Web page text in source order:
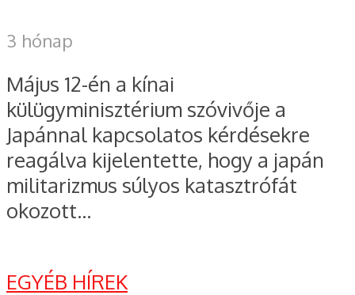
3 hónap
Május 12-én a kínai
külügyminisztérium szóvivője a
Japánnal kapcsolatos kérdésekre
reagálva kijelentette, hogy a japán
militarizmus súlyos katasztrófát
okozott...
EGYÉB HÍREK